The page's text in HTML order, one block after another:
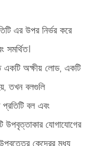
এর উপর নির্ভর করে
সমর্থিত।
অক্ষীয় লোড, একটি
তখন বলগুলি
বল এবং
উপবৃত্তাকার যোগাযোগের